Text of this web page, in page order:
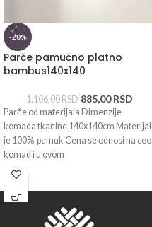
-20%
Parče pamučno platno
bambus140x140
1.106,00RSD 885,00RSD
Parče od materijala Dimenzije
komada tkanine 140x140cm Materijal
je 100% pamuk Cena se odnosi na ceo
komad i u ovom